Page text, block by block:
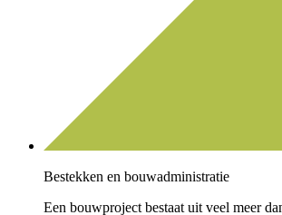
Bestekken en bouwadministratie
Een bouwproject bestaat uit veel meer